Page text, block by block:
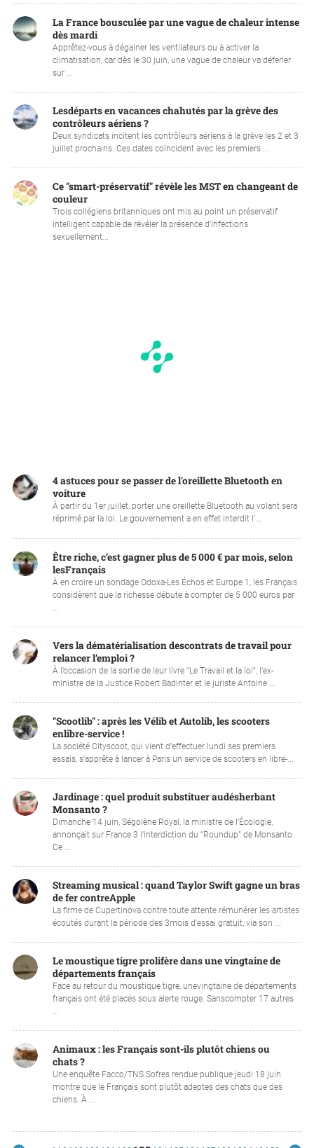
La France bousculée par une vague de chaleur intense
dès mardi
Apprêtez-vous à dégainer les ventilateurs ou à activer la
climatisation, car dès le 30 juin, une vague de chaleur va déferler
sur ...
Lesdéparts en vacances chahutés par la grève des
contrôleurs aériens ?
Deux syndicats incitent les contrôleurs aériens à la grève les 2 et 3
juillet prochains. Ces dates coïncident avec les premiers ...
Ce "smart-préservatif" révèle les MST en changeant de
couleur
Trois collégiens britanniques ont mis au point un préservatif
intelligent capable de révéler la présence d’infections
sexuellement...
4 astuces pour se passer de l'oreillette Bluetooth en
voiture
À partir du 1er juillet, porter une oreillette Bluetooth au volant sera
réprimé par la loi. Le gouvernement a en effet interdit l'...
Être riche, c’est gagner plus de 5 000 € par mois, selon
lesFrançais
À en croire un sondage Odoxa-Les Échos et Europe 1, les Français
considèrent que la richesse débute à compter de 5 000 euros par
Vers la dématérialisation descontrats de travail pour
relancer l’emploi ?
À l’occasion de la sortie de leur livre “Le Travail et la loi”, l’ex-
ministre de la Justice Robert Badinter et le juriste Antoine ...
"Scootlib" : après les Vélib et Autolib, les scooters
enlibre-service !
La société Cityscoot, qui vient d’effectuer lundi ses premiers
essais, s’apprête à lancer à Paris un service de scooters en libre-...
Jardinage : quel produit substituer audésherbant
Monsanto ?
Dimanche 14 juin, Ségolène Royal, la ministre de l’Écologie,
annonçait sur France 3 l’interdiction du “Roundup” de Monsanto.
Ce ...
Streaming musical : quand Taylor Swift gagne un bras
de fer contreApple
La firme de Cupertinova contre toute attente rémunérer les artistes
écoutés durant la période des 3mois d’essai gratuit, via son ...
Le moustique tigre prolifère dans une vingtaine de
départements français
Face au retour du moustique tigre, unevingtaine de départements
français ont été placés sous alerte rouge. Sanscompter 17 autres
...
Animaux : les Français sont-ils plutôt chiens ou
chats ?
Une enquête Facco/TNS Sofres rendue publique jeudi 18 juin
montre que le Français sont plutôt adeptes des chats que des
chiens. À ...